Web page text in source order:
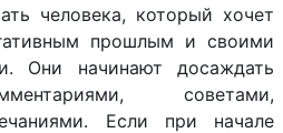
человека, который хочет
прошлым и своими
Они начинают досаждать
советами,
Если при начале